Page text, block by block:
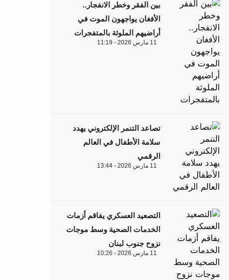
بين الفقر وخطر الانفجار..
الأفغان يواجهون الموت في
أراضيهم الملوثة بالمتفجرات
11 مارس 2026 - 11:19
تصاعد التنمر الإلكتروني يهدد
سلامة الأطفال في العالم
الرقمي
11 مارس 2026 - 13:44
التصعيد العسكري يفاقم أزمات
الخدمات الصحية وسط موجات
نزوح جنوب لبنان
11 مارس 2026 - 10:26